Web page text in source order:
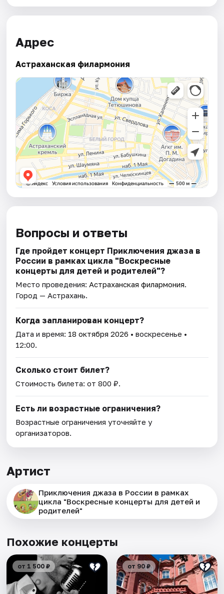
Адрес
Астраханская филармония
Вопросы и ответы
Где пройдет концерт Приключения джаза в
России в рамках цикла "Воскресные
концерты для детей и родителей"?
Место проведения:Астраханская филармония.
Город — Астрахань.
Когда запланирован концерт?
Дата и время: 18 октября 2026 • воскресенье •
12:00.
Сколько стоит билет?
Стоимость билета: от 800 ₽.
Есть ли возрастные ограничения?
Возрастные ограничения уточняйте у
организаторов.
Артист
Приключения джаза в России в рамках
цикла "Воскресные концерты для детей и
родителей"
Похожие концерты
от 1 500 ₽ от 90 ₽